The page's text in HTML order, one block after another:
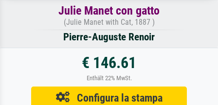
Julie Manet con gatto
(Julie Manet with Cat, 1887 )
Pierre-Auguste Renoir
€ 146.61
Enthält 22% MwSt.
Configura la stampa